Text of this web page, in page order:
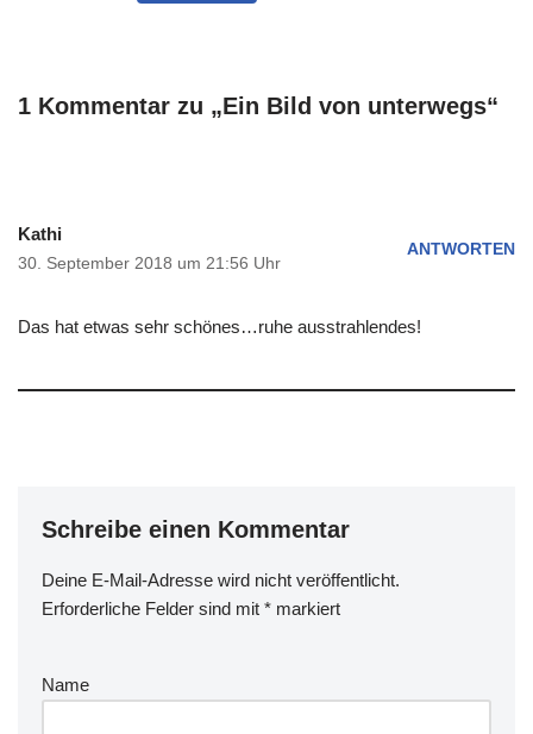
1 Kommentar zu „Ein Bild von unterwegs“
Kathi
30. September 2018 um 21:56 Uhr
ANTWORTEN
Das hat etwas sehr schönes…ruhe ausstrahlendes!
Schreibe einen Kommentar
Deine E-Mail-Adresse wird nicht veröffentlicht.
Erforderliche Felder sind mit * markiert
Name